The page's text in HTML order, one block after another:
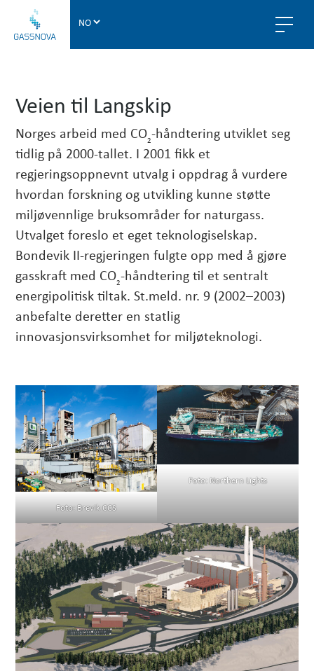
a
o
a
Veien til Langskip
Norges arbeid med CO2-håndtering utviklet seg
tidlig på 2000-tallet. I 2001 fikk et
regjeringsoppnevnt utvalg i oppdrag å vurdere
hvordan forskning og utvikling kunne støtte
miljøvennlige bruksområder for naturgass.
Utvalget foreslo et eget teknologiselskap.
Bondevik II-regjeringen fulgte opp med å gjøre
gasskraft med CO2-håndtering til et sentralt
energipolitisk tiltak. St.meld. nr. 9 (2002–2003)
anbefalte deretter en statlig
innovasjonsvirksomhet for miljøteknologi.
Foto: Brevik CCS
Foto: Northern Lights